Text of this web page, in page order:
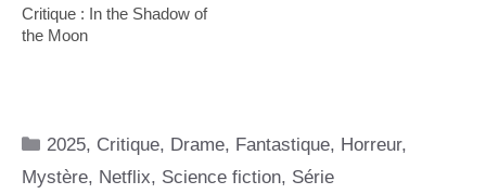
Critique : In the Shadow of
the Moon
Catégories
2025, Critique, Drame, Fantastique, Horreur,
Mystère, Netflix, Science fiction, Série